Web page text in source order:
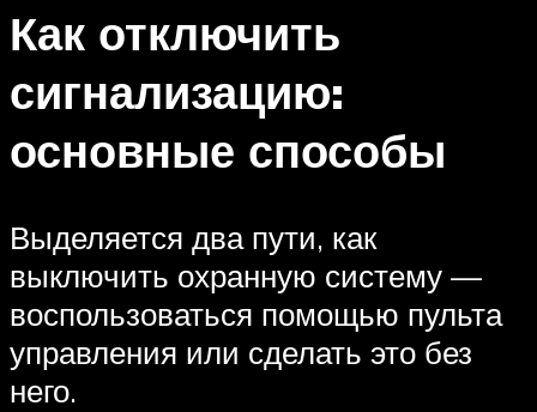
Как отключить
сигнализацию:
основные способы
Выделяется два пути, как
выключить охранную систему —
воспользоваться помощью пульта
управления или сделать это без
него.